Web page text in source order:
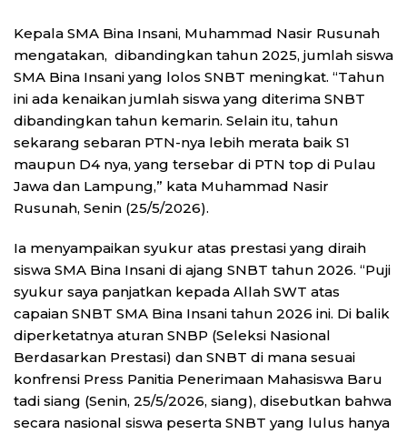
Kepala SMA Bina Insani, Muhammad Nasir Rusunah
mengatakan, dibandingkan tahun 2025, jumlah siswa
SMA Bina Insani yang lolos SNBT meningkat. “Tahun
ini ada kenaikan jumlah siswa yang diterima SNBT
dibandingkan tahun kemarin. Selain itu, tahun
sekarang sebaran PTN-nya lebih merata baik S1
maupun D4 nya, yang tersebar di PTN top di Pulau
Jawa dan Lampung,” kata Muhammad Nasir
Rusunah, Senin (25/5/2026).
Ia menyampaikan syukur atas prestasi yang diraih
siswa SMA Bina Insani di ajang SNBT tahun 2026. “Puji
syukur saya panjatkan kepada Allah SWT atas
capaian SNBT SMA Bina Insani tahun 2026 ini. Di balik
diperketatnya aturan SNBP (Seleksi Nasional
Berdasarkan Prestasi) dan SNBT di mana sesuai
konfrensi Press Panitia Penerimaan Mahasiswa Baru
tadi siang (Senin, 25/5/2026, siang), disebutkan bahwa
secara nasional siswa peserta SNBT yang lulus hanya